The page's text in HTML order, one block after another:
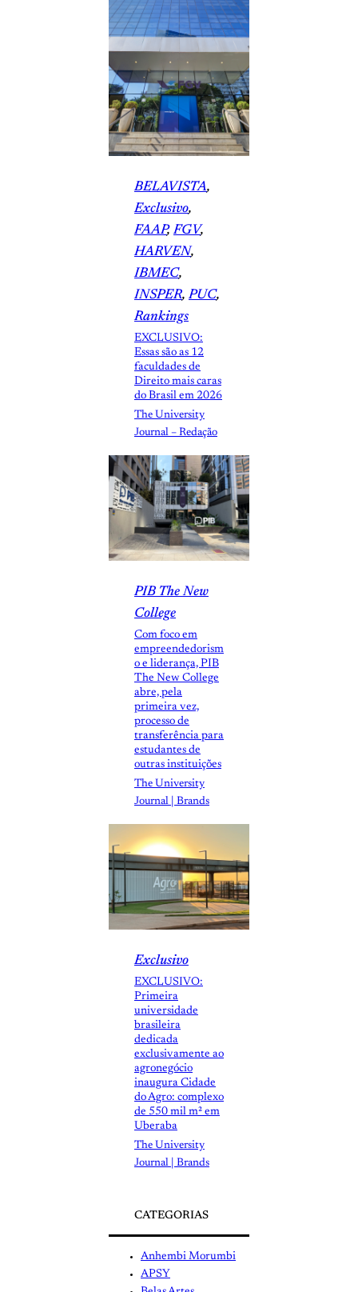
BELAVISTA
Exclusivo
FAAP, FGV
HARVEN
IBMEC
INSPER, PUC
Rankings
EXCLUSIVO:
Essas são as 12
faculdades de
Direito mais caras
do Brasil em 2026
The University
Journal – Redação
PIB The New
College
Com foco em
empreendedorism
o e liderança, PIB
The New College
abre, pela
primeira vez,
processo de
transferência para
estudantes de
outras instituições
The University
Journal | Brands
Exclusivo
EXCLUSIVO:
Primeira
universidade
brasileira
dedicada
exclusivamente ao
agronegócio
inaugura Cidade
do Agro: complexo
de 550 mil m² em
Uberaba
The University
Journal | Brands
CATEGORIAS
Anhembi Morumbi
APSY